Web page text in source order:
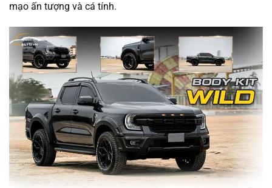
mạo ấn tượng và cá tính.